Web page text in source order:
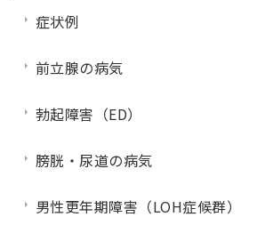
症状例
前立腺の病気
勃起障害（ED）
膀胱・尿道の病気
男性更年期障害（LOH症候群）